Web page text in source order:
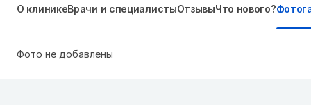
О клиникеВрачи и специалистыОтзывыЧто нового?
Фото не добавлены